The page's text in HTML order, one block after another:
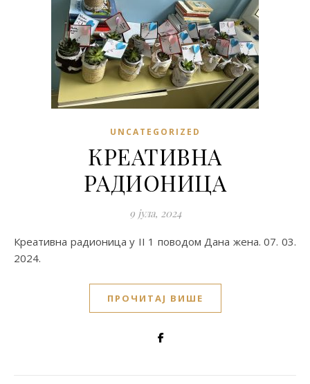
UNCATEGORIZED
КРЕАТИВНА
РАДИОНИЦА
9 јула, 2024
Креативна радионица у II 1 поводом Дана жена. 07. 03.
2024.
ПРОЧИТАЈ ВИШЕ